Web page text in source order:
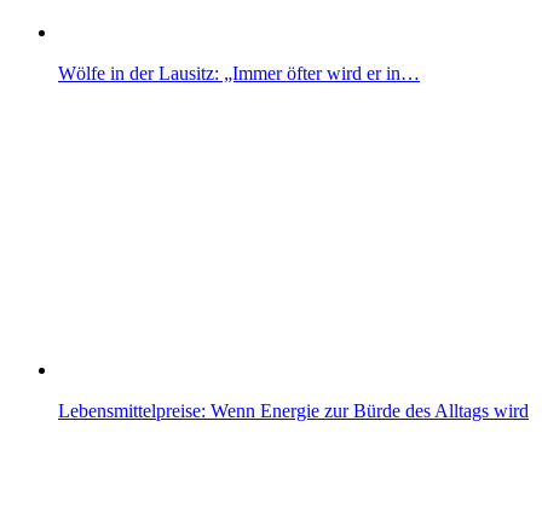
Wölfe in der Lausitz: „Immer öfter wird er in…
Lebensmittelpreise: Wenn Energie zur Bürde des Alltags wird